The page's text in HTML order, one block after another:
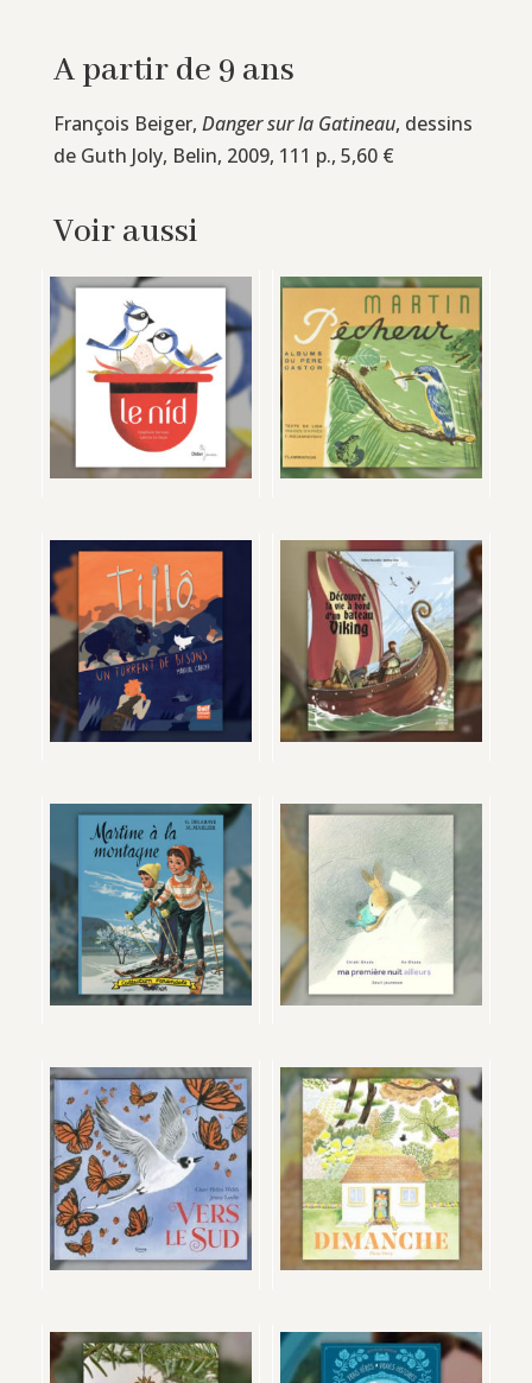
A partir de 9 ans
François Beiger, Danger sur la Gatineau, dessins
de Guth Joly, Belin, 2009, 111 p., 5,60 €
Voir aussi